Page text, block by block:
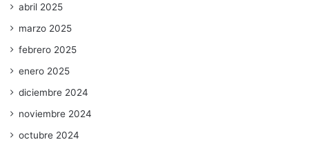
abril 2025
marzo 2025
febrero 2025
enero 2025
diciembre 2024
noviembre 2024
octubre 2024